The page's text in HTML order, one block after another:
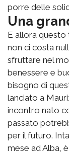
porre delle
Una
E allora questo
non ci costa
sfruttare nel
benessere e
bisogno di
lanciato a
incontro nato
passato
per il futuro.
mese ad Alba,